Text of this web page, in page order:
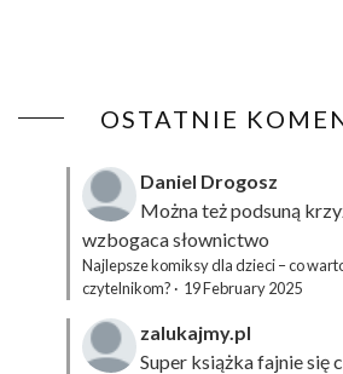
OSTATNIE
Daniel Drogosz
Można też podsuną
wzbogaca słownictwo
Najlepsze komiksy dla dzieci – co
czytelnikom? · 19 February 2025
zalukajmy.pl
Super książka fajnie się